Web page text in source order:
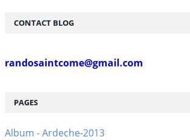
PAGES
Album - Ardeche-2013
CONTACT BLOG
randosaintcome@gmail.com